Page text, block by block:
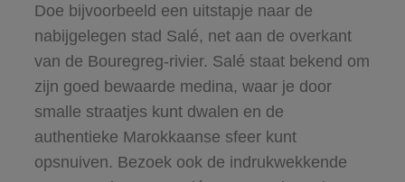
Doe bijvoorbeeld een uitstapje naar de
nabijgelegen stad Salé, net aan de overkant
van de Bouregreg-rivier. Salé staat bekend om
zijn goed bewaarde medina, waar je door
smalle straatjes kunt dwalen en de
authentieke Marokkaanse sfeer kunt
opsnuiven. Bezoek ook de indrukwekkende